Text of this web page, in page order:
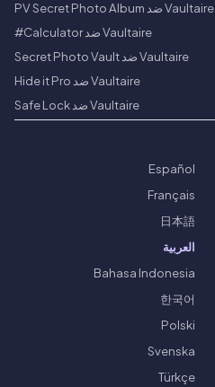
Vaultaire ضد PV Secret Photo Album
Vaultaire ضد Calculator#
Vaultaire ضد Secret Photo Vault
Vaultaire ضد Hide it Pro
Vaultaire ضد Safe Lock
Español
Français
日本語
العربية
Bahasa Indonesia
한국어
Polski
Svenska
Türkçe